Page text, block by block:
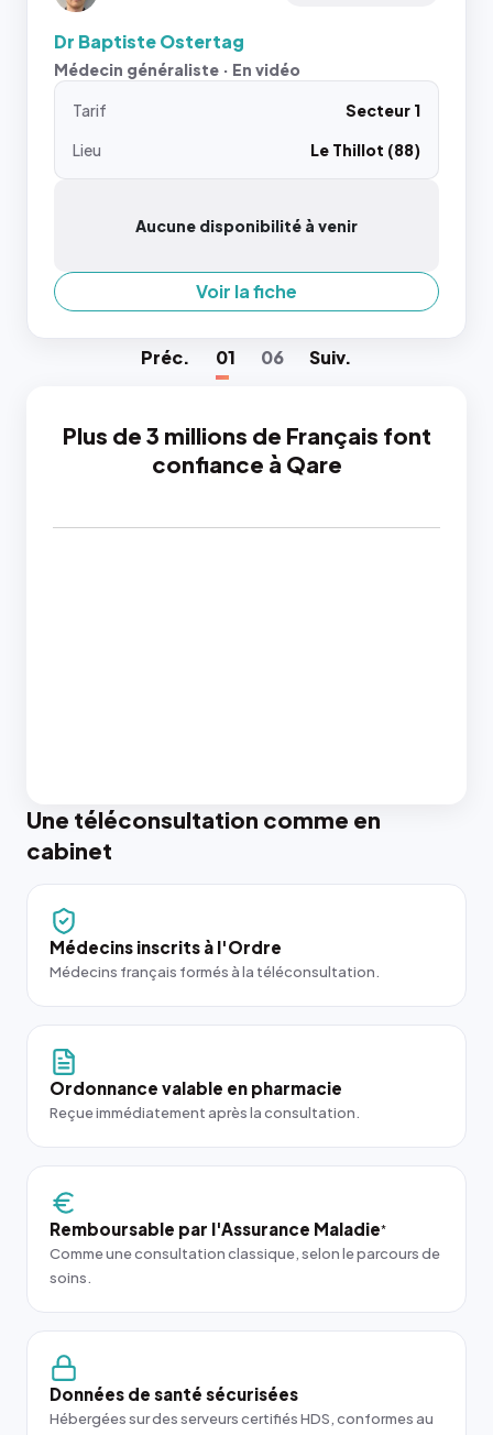
Dr Baptiste Ostertag
Médecin généraliste · En vidéo
Tarif
Secteur 1
Lieu
Le Thillot (88)
Aucune disponibilité à venir
Voir la fiche
Préc. 01 06 Suiv.
Plus de 3 millions de Français font
confiance à Qare
Une téléconsultation comme en
cabinet
Médecins inscrits à l'Ordre
Médecins français formés à la téléconsultation.
Ordonnance valable en pharmacie
Reçue immédiatement après la consultation.
Remboursable par l'Assurance Maladie*
Comme une consultation classique, selon le parcours de
soins.
Données de santé sécurisées
Hébergées sur des serveurs certifiés HDS, conformes au